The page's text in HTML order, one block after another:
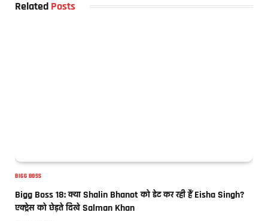
Related Posts
BIGG BOSS
Bigg Boss 18: क्या Shalin Bhanot को डेट कर रही हैं Eisha Singh?
एक्ट्रेस को छेड़ते दिखे Salman Khan